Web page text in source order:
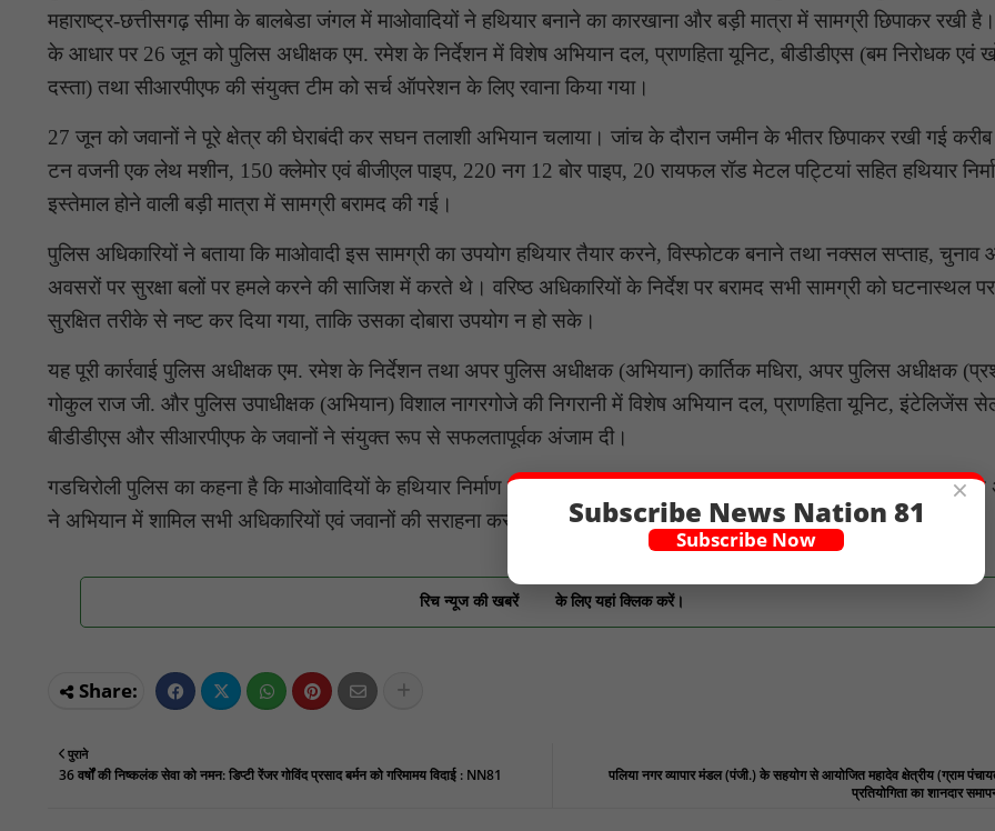
महाराष्ट्र-छत्तीसगढ़ सीमा के बालबेडा जंगल में माओवादियों ने हथियार बनाने का कारखाना और बड़ी मात्रा में सामग्री छिपाकर रखी
के आधार पर 26 जून को पुलिस अधीक्षक एम. रमेश के निर्देशन में विशेष अभियान दल, प्राणहिता यूनिट, बीडीडीएस (बम निरोधक एवं
दस्ता) तथा सीआरपीएफ की संयुक्त टीम को सर्च ऑपरेशन के लिए रवाना किया गया।
27 जून को जवानों ने पूरे क्षेत्र की घेराबंदी कर सघन तलाशी अभियान चलाया। जांच के दौरान जमीन के भीतर छिपाकर रखी गई
टन वजनी एक लेथ मशीन, 150 क्लेमोर एवं बीजीएल पाइप, 220 नग 12 बोर पाइप, 20 रायफल रॉड मेटल पट्टियां सहित हथियार
इस्तेमाल होने वाली बड़ी मात्रा में सामग्री बरामद की गई।
पुलिस अधिकारियों ने बताया कि माओवादी इस सामग्री का उपयोग हथियार तैयार करने, विस्फोटक बनाने तथा नक्सल सप्ताह,
अवसरों पर सुरक्षा बलों पर हमले करने की साजिश में करते थे। वरिष्ठ अधिकारियों के निर्देश पर बरामद सभी सामग्री को घटनास्थल पर
सुरक्षित तरीके से नष्ट कर दिया गया, ताकि उसका दोबारा उपयोग न हो सके।
यह पूरी कार्रवाई पुलिस अधीक्षक एम. रमेश के निर्देशन तथा अपर पुलिस अधीक्षक (अभियान) कार्तिक मधिरा, अपर पुलिस अधीक्षक
गोकुल राज जी. और पुलिस उपाधीक्षक (अभियान) विशाल नागरगोजे की निगरानी में विशेष अभियान दल, प्राणहिता यूनिट, इंटेलिजेंस
बीडीडीएस और सीआरपीएफ के जवानों ने संयुक्त रूप से सफलतापूर्वक अंजाम दी।
गडचिरोली पुलिस का कहना है कि माओवादियों के हथियार निर्माण नेटवर्क को ध्वस्त करने की दिशा में यह एक बड़ी सफलता है। पुलिस
ने अभियान में शामिल सभी अधिकारियों एवं जवानों की सराहना करते हुए उनके साहस और सतर्कता की प्रशंसा की है।
रिच न्यूज की खबरें के लिए यहां क्लिक करें।
पलिया नगर व्यापार मंडल (पंजी.) के सहयोग से आयोजित महादेव क्षेत्रीय (ग्राम
प्रतियोगिता का शानदार
पुराने
36 वर्षों की निष्कलंक सेवा को नमन: डिप्टी रेंजर गोविंद प्रसाद बर्मन को गरिमामय विदाई : NN81
×
Subscribe News Nation 81
Subscribe Now